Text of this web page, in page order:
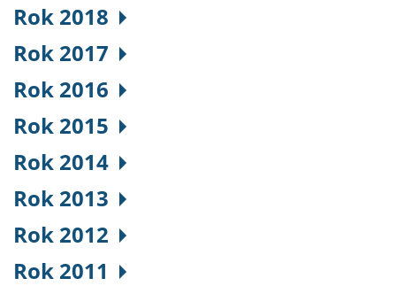
Rok 2018
Rok 2017
Rok 2016
Rok 2015
Rok 2014
Rok 2013
Rok 2012
Rok 2011